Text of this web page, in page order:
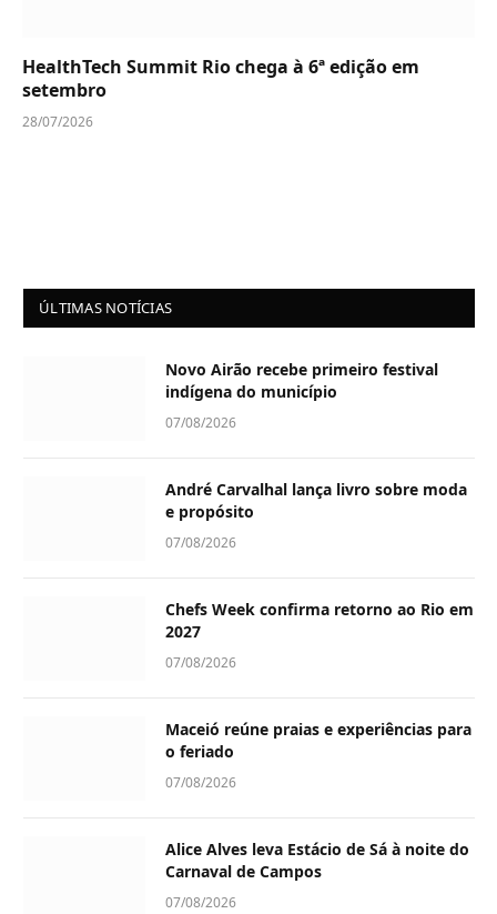
HealthTech Summit Rio chega à 6ª edição em
setembro
28/07/2026
ÚLTIMAS NOTÍCIAS
Novo Airão recebe primeiro festival
indígena do município
07/08/2026
André Carvalhal lança livro sobre moda
e propósito
07/08/2026
Chefs Week confirma retorno ao Rio em
2027
07/08/2026
Maceió reúne praias e experiências para
o feriado
07/08/2026
Alice Alves leva Estácio de Sá à noite do
Carnaval de Campos
07/08/2026